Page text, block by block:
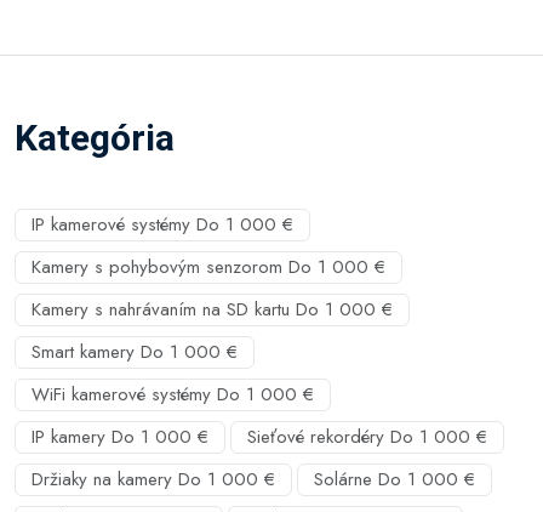
Kategória
IP kamerové systémy Do 1 000 €
Kamery s pohybovým senzorom Do 1 000 €
Kamery s nahrávaním na SD kartu Do 1 000 €
Smart kamery Do 1 000 €
WiFi kamerové systémy Do 1 000 €
IP kamery Do 1 000 €
Sieťové rekordéry Do 1 000 €
Držiaky na kamery Do 1 000 €
Solárne Do 1 000 €